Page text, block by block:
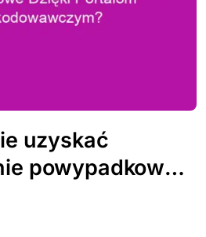
uzyskać
powypadkowe